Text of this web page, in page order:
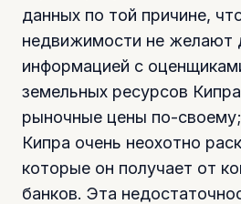
данных по той причине,
недвижимости не желают
информацией с
земельных ресурсов
рыночные цены по-
Кипра очень неохотно
которые он получает от
банков. Эта